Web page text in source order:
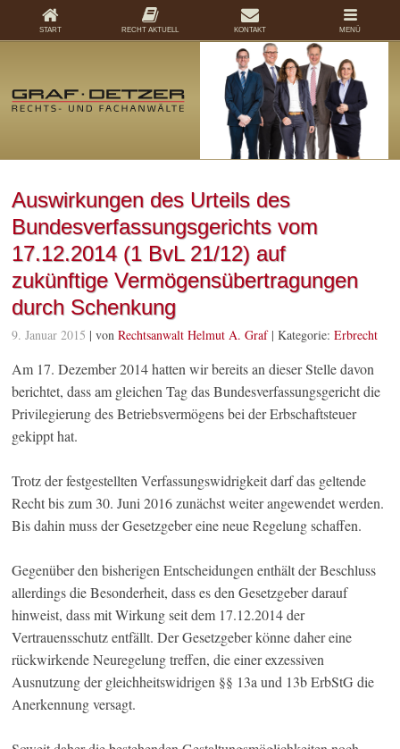
Auswirkungen des Urteils des
Bundesverfassungsgerichts vom
17.12.2014 (1 BvL 21/12) auf
zukünftige Vermögensübertragungen
durch Schenkung
9. Januar 2015 | vonRechtsanwalt Helmut A. Graf| Kategorie:Erbrecht
Am 17. Dezember 2014 hatten wir bereits an dieser Stelle davon
berichtet, dass am gleichen Tag das Bundesverfassungsgericht die
Privilegierung des Betriebsvermögens bei der Erbschaftsteuer
gekippt hat.
Trotz der festgestellten Verfassungswidrigkeit darf das geltende
Recht bis zum 30. Juni 2016 zunächst weiter angewendet werden.
Bis dahin muss der Gesetzgeber eine neue Regelung schaffen.
Gegenüber den bisherigen Entscheidungen enthält der Beschluss
allerdings die Besonderheit, dass es den Gesetzgeber darauf
hinweist, dass mit Wirkung seit dem 17.12.2014 der
Vertrauensschutz entfällt. Der Gesetzgeber könne daher eine
rückwirkende Neuregelung treffen, die einer exzessiven
Ausnutzung der gleichheitswidrigen §§ 13a und 13b ErbStG die
Anerkennung versagt.
START RECHT AKTUELL KONTAKT MENÜ